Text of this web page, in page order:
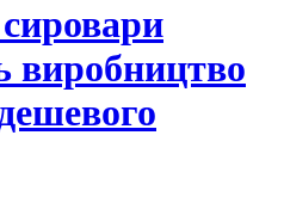
виробництво